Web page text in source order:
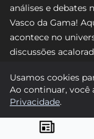
análises e debates
Vasco da Gama!
acontece no
discussões
nenhum lance e
rumo às vitórias!
© 2026
Usamos cookies
Ao continuar, você
Privacidade.